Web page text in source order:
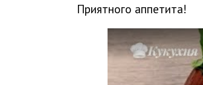
Приятного аппетита!